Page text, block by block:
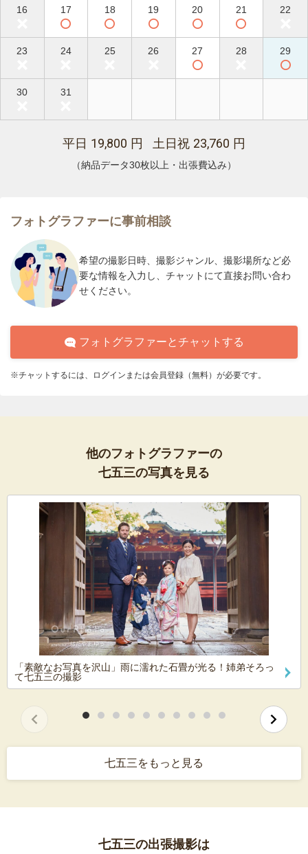
16 17 18 19 20 21 22
23 24 25 26 27 28 29
30 31
平日 19,800 円 土日祝 23,760 円
（納品データ30枚以上・出張費込み）
フォトグラファーに事前相談
希望の撮影日時、撮影ジャンル、撮影場所など必
要な情報を入力し、チャットにて直接お問い合わ
せください。
フォトグラファーとチャットする
※チャットするには、ログインまたは会員登録（無料）が必要です。
他のフォトグラファーの
七五三の写真を見る
「素敵なお写真を沢山」雨に濡れた石畳が光る！姉弟そろっ
て七五三の撮影
七五三をもっと見る
七五三の出張撮影は